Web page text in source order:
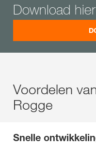
Download
Voordelen
Rogge
Snelle